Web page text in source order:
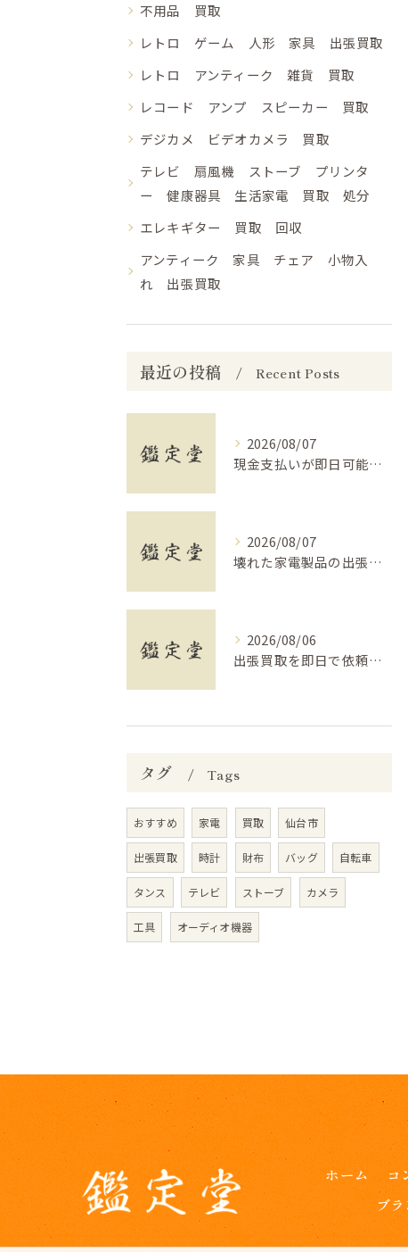
不用品 買取
レトロ ゲーム 人形 家具 出張買取
レトロ アンティーク 雑貨 買取
レコード アンプ スピーカー 買取
デジカメ ビデオカメラ 買取
テレビ 扇風機 ストーブ プリンタ
ー 健康器具 生活家電 買取 処分
エレキギター 買取 回収
アンティーク 家具 チェア 小物入
れ 出張買取
最近の投稿 Recent Posts
2026/08/07
現金支払いが即日可能な福島県福島市で空き家や遺品整理に役立つ買取の活用法
2026/08/07
壊れた家電製品の出張買取で警告ポイントと安全な業者選び徹底解説
2026/08/06
出張買取を即日で依頼するなら福島県相馬市で安心の現金支払い対応ガイド
タグ Tags
おすすめ 家電 買取 仙台市
出張買取 時計 財布 バッグ 自転車
タンス テレビ ストーブ カメラ
工具 オーディオ機器
ホーム コ
ブ